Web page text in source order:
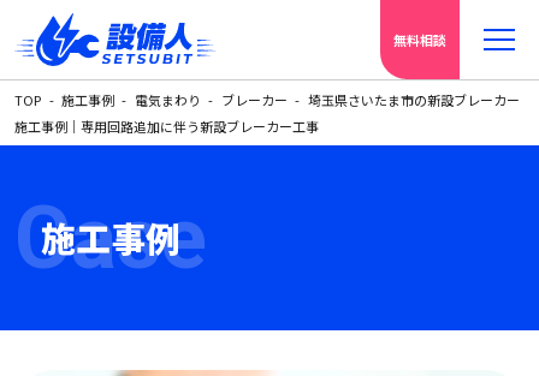
無料相談
TOP 施工事例 電気まわり ブレーカー
埼玉県さいたま市の新設ブレーカー
施工事例｜専用回路追加に伴う新設ブレーカー工事
施工事例
Case